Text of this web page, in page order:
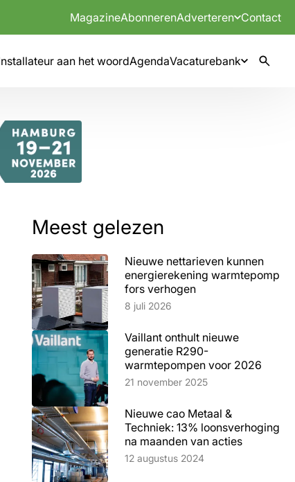
MagazineAbonnerenAdverteren Contact
aan het woordAgendaVacaturebank
Meest gelezen
Nieuwe nettarieven kunnen
energierekening warmtepomp
fors verhogen
Lees artikel
8 juli 2026
Vaillant onthult nieuwe
generatie R290-
warmtepompen voor 2026
Lees artikel
21 november 2025
Nieuwe cao Metaal &
Techniek: 13% loonsverhoging
na maanden van acties
Lees artikel
12 augustus 2024